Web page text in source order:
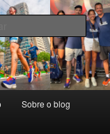
Sobre o blog